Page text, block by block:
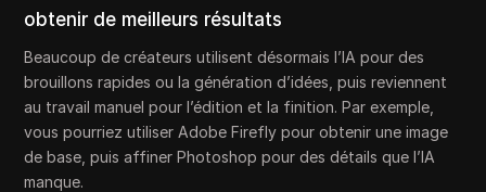
obtenir de meilleurs résultats
Beaucoup de créateurs utilisent désormais l’IA pour des
brouillons rapides ou la génération d’idées, puis reviennent
au travail manuel pour l’édition et la finition. Par exemple,
vous pourriez utiliser Adobe Firefly pour obtenir une image
de base, puis affiner Photoshop pour des détails que l’IA
manque.